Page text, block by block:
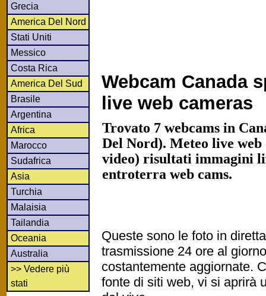
Grecia
America Del Nord
Stati Uniti
Messico
Costa Rica
America Del Sud
Brasile
Argentina
Africa
Marocco
Sudafrica
Asia
Turchia
Malaisia
Tailandia
Oceania
Australia
>> Vedere più
stati
Webcam Canada
live web cameras
Trovato 7 webcams in
Del Nord). Meteo live web
video) risultati immagini
entroterra web cams.
Queste sono le foto in
trasmissione 24 ore al
costantemente aggiornate.
fonte di siti web, vi si aprirà